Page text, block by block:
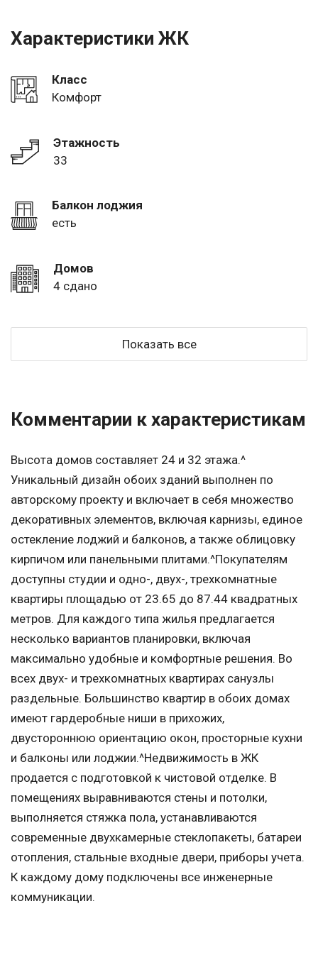
Характеристики ЖК
Класс
Комфорт
Этажность
33
Балкон лоджия
есть
Домов
4 сдано
Показать все
Комментарии к характеристикам
Высота домов составляет 24 и 32 этажа.^
Уникальный дизайн обоих зданий выполнен по
авторскому проекту и включает в себя множество
декоративных элементов, включая карнизы, единое
остекление лоджий и балконов, а также облицовку
кирпичом или панельными плитами.^Покупателям
доступны студии и одно-, двух-, трехкомнатные
квартиры площадью от 23.65 до 87.44 квадратных
метров. Для каждого типа жилья предлагается
несколько вариантов планировки, включая
максимально удобные и комфортные решения. Во
всех двух- и трехкомнатных квартирах санузлы
раздельные. Большинство квартир в обоих домах
имеют гардеробные ниши в прихожих,
двустороннюю ориентацию окон, просторные кухни
и балконы или лоджии.^Недвижимость в ЖК
продается с подготовкой к чистовой отделке. В
помещениях выравниваются стены и потолки,
выполняется стяжка пола, устанавливаются
современные двухкамерные стеклопакеты, батареи
отопления, стальные входные двери, приборы учета.
К каждому дому подключены все инженерные
коммуникации.